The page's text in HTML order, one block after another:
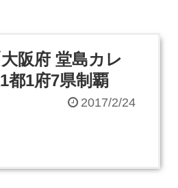
阪府 堂島カレ
都1府7県制覇
2017/2/24